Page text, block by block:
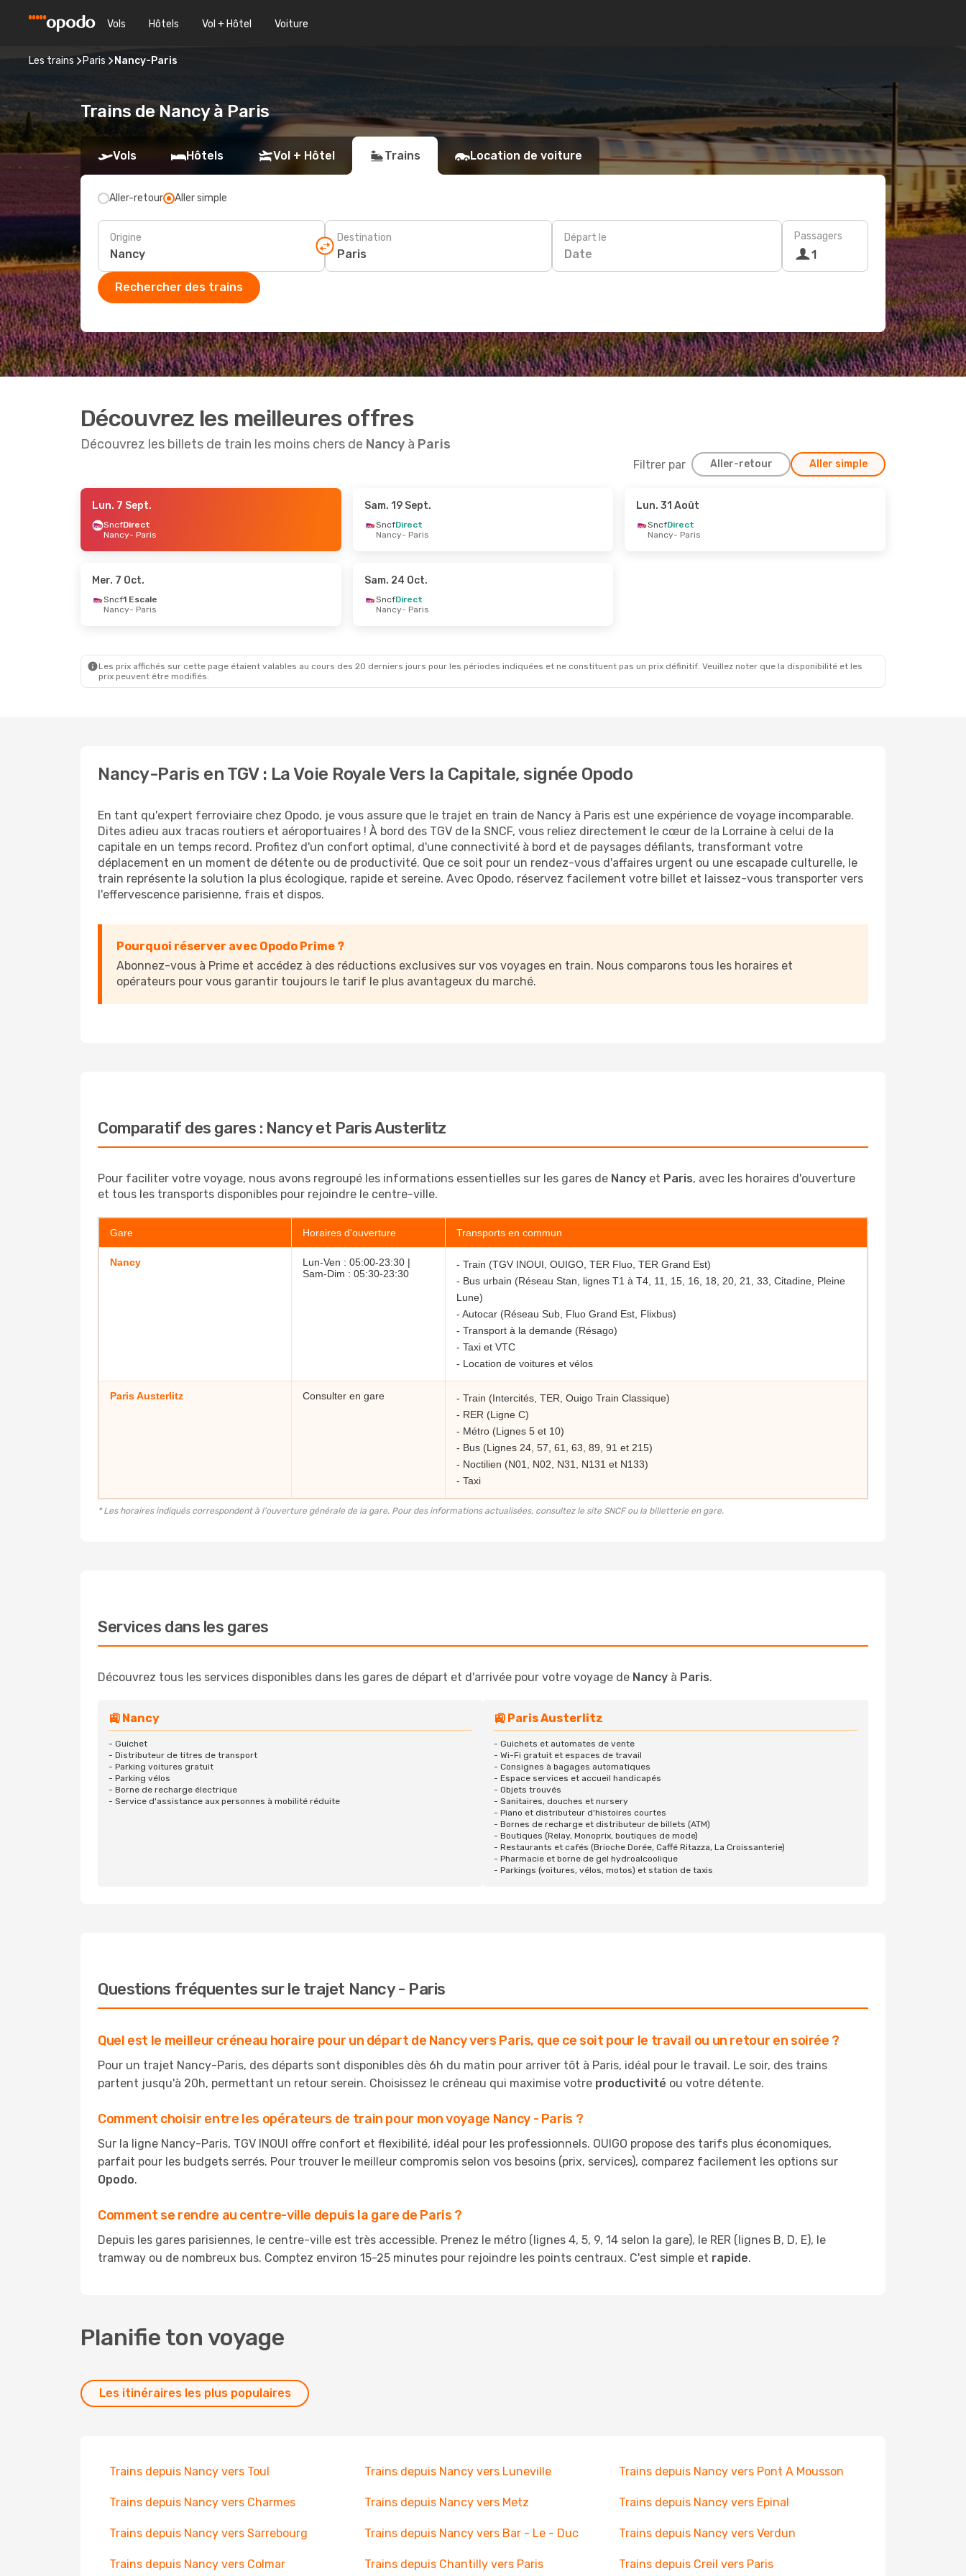
Vols Hôtels Vol + Hôtel Voiture
Les trains Paris Nancy-Paris
Trains de Nancy à Paris
Vols Hôtels Vol + Hôtel Trains Location de voiture
Aller-retour Aller simple
Origine Destination Départ le
Date
Passagers
1
Rechercher des trains
Découvrez les meilleures offres
Découvrez les billets de train les moins chers de Nancy à Paris
Filtrer par Aller-retour Aller simple
- Jeu. 1 Oct.
- Paris
- Dim. 13 Sept. - Jeu. 22 Oct.
Lun. 7 Sept.
SncfDirect
Nancy- Paris
Sam. 19 Sept.
SncfDirect
Nancy- Paris
Lun. 31 Août
SncfDirect
Nancy- Paris
Mer. 7 Oct.
Sncf1 Escale
Nancy- Paris
Sam. 24 Oct.
SncfDirect
Nancy- Paris
Les prix affichés sur cette page étaient valables au cours des 20 derniers jours pour les périodes indiquées et ne constituent pas un prix définitif. Veuillez noter que la disponibilité et les
prix peuvent être modifiés.
Nancy-Paris en TGV : La Voie Royale Vers la Capitale, signée Opodo
En tant qu'expert ferroviaire chez Opodo, je vous assure que le trajet en train de Nancy à Paris est une expérience de voyage incomparable.
Dites adieu aux tracas routiers et aéroportuaires ! À bord des TGV de la SNCF, vous reliez directement le cœur de la Lorraine à celui de la
capitale en un temps record. Profitez d'un confort optimal, d'une connectivité à bord et de paysages défilants, transformant votre
déplacement en un moment de détente ou de productivité. Que ce soit pour un rendez-vous d'affaires urgent ou une escapade culturelle, le
train représente la solution la plus écologique, rapide et sereine. Avec Opodo, réservez facilement votre billet et laissez-vous transporter vers
l'effervescence parisienne, frais et dispos.
Pourquoi réserver avec Opodo Prime ?
Abonnez-vous à Prime et accédez à des réductions exclusives sur vos voyages en train. Nous comparons tous les horaires et
opérateurs pour vous garantir toujours le tarif le plus avantageux du marché.
Comparatif des gares : Nancy et Paris Austerlitz
Pour faciliter votre voyage, nous avons regroupé les informations essentielles sur les gares de Nancy et Paris, avec les horaires d'ouverture
et tous les transports disponibles pour rejoindre le centre-ville.
Gare Horaires d'ouverture Transports en commun
Nancy
Lun-Ven : 05:00-23:30 |
Sam-Dim : 05:30-23:30
- Train (TGV INOUI, OUIGO, TER Fluo, TER Grand Est)
- Bus urbain (Réseau Stan, lignes T1 à T4, 11, 15, 16, 18, 20, 21, 33, Citadine, Pleine
Lune)
- Autocar (Réseau Sub, Fluo Grand Est, Flixbus)
- Transport à la demande (Résago)
- Taxi et VTC
- Location de voitures et vélos
Paris Austerlitz Consulter en gare
- Train (Intercités, TER, Ouigo Train Classique)
- RER (Ligne C)
- Métro (Lignes 5 et 10)
- Bus (Lignes 24, 57, 61, 63, 89, 91 et 215)
- Noctilien (N01, N02, N31, N131 et N133)
- Taxi
* Les horaires indiqués correspondent à l'ouverture générale de la gare. Pour des informations actualisées, consultez le site SNCF ou la billetterie en gare.
Services dans les gares
Découvrez tous les services disponibles dans les gares de départ et d'arrivée pour votre voyage de Nancy à Paris.
🚉 Nancy
- Guichet
- Distributeur de titres de transport
- Parking voitures gratuit
- Parking vélos
- Borne de recharge électrique
- Service d'assistance aux personnes à mobilité réduite
🚉 Paris Austerlitz
- Guichets et automates de vente
- Wi-Fi gratuit et espaces de travail
- Consignes à bagages automatiques
- Espace services et accueil handicapés
- Objets trouvés
- Sanitaires, douches et nursery
- Piano et distributeur d'histoires courtes
- Bornes de recharge et distributeur de billets (ATM)
- Boutiques (Relay, Monoprix, boutiques de mode)
- Restaurants et cafés (Brioche Dorée, Caffé Ritazza, La Croissanterie)
- Pharmacie et borne de gel hydroalcoolique
- Parkings (voitures, vélos, motos) et station de taxis
Questions fréquentes sur le trajet Nancy - Paris
Quel est le meilleur créneau horaire pour un départ de Nancy vers Paris, que ce soit pour le travail ou un retour en soirée ?
Pour un trajet Nancy-Paris, des départs sont disponibles dès 6h du matin pour arriver tôt à Paris, idéal pour le travail. Le soir, des trains
partent jusqu'à 20h, permettant un retour serein. Choisissez le créneau qui maximise votre productivité ou votre détente.
Comment choisir entre les opérateurs de train pour mon voyage Nancy - Paris ?
Sur la ligne Nancy-Paris, TGV INOUI offre confort et flexibilité, idéal pour les professionnels. OUIGO propose des tarifs plus économiques,
parfait pour les budgets serrés. Pour trouver le meilleur compromis selon vos besoins (prix, services), comparez facilement les options sur
Opodo.
Comment se rendre au centre-ville depuis la gare de Paris ?
Depuis les gares parisiennes, le centre-ville est très accessible. Prenez le métro (lignes 4, 5, 9, 14 selon la gare), le RER (lignes B, D, E), le
tramway ou de nombreux bus. Comptez environ 15-25 minutes pour rejoindre les points centraux. C'est simple et rapide.
Planifie ton voyage
Les itinéraires les plus populaires
Trains depuis Nancy vers Toul Trains depuis Nancy vers Luneville Trains depuis Nancy vers Pont A Mousson
Trains depuis Nancy vers Charmes Trains depuis Nancy vers Metz Trains depuis Nancy vers Epinal
Trains depuis Nancy vers Sarrebourg Trains depuis Nancy vers Bar - Le - Duc Trains depuis Nancy vers Verdun
Trains depuis Nancy vers Colmar Trains depuis Chantilly vers Paris Trains depuis Creil vers Paris